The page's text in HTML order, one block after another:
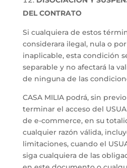
DEL CONTRATO
Si cualquiera de estos
considerara ilegal, nula o
inaplicable, esta condición
separable y no afectará la
de ninguna de las
CASA MILIA podrá, sin
terminar el acceso del
de e-commerce, en su
cualquier razón válida,
limitaciones, cuando el
siga cualquiera de las